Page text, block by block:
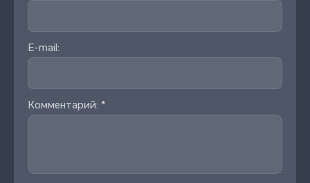
E-mail:
Комментарий: *